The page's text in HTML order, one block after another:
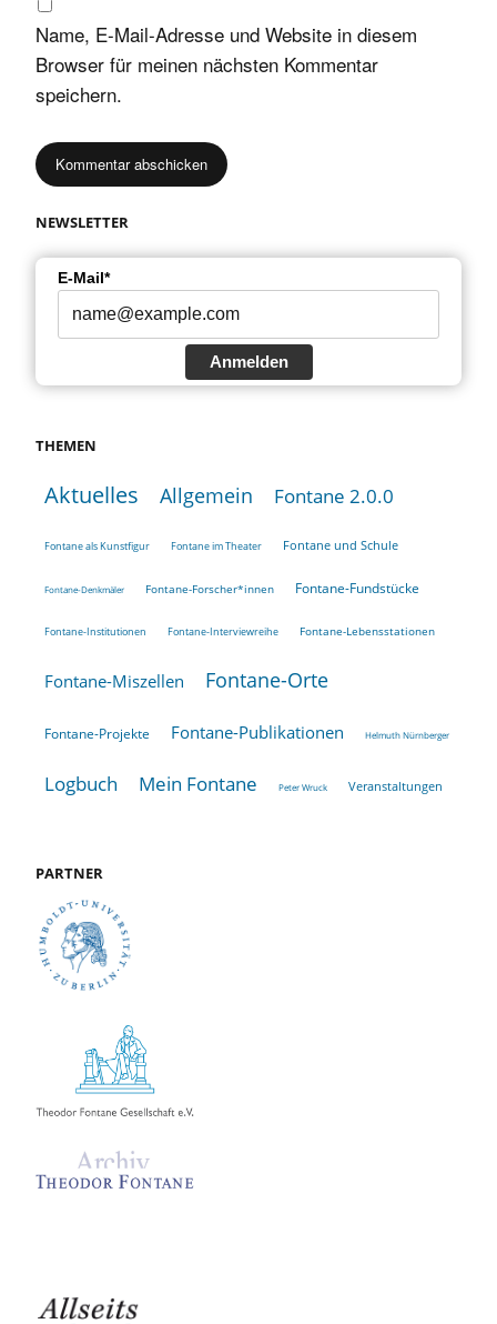
Name, E-Mail-Adresse und Website in diesem
Browser für meinen nächsten Kommentar
speichern.
NEWSLETTER
E-Mail*
Anmelden
THEMEN
Aktuelles Allgemein Fontane 2.0.0
Fontane als Kunstfigur Fontane im Theater Fontane und Schule
Fontane-Denkmäler Fontane-Forscher*innen Fontane-Fundstücke
Fontane-Institutionen Fontane-Interviewreihe Fontane-Lebensstationen
Fontane-Miszellen Fontane-Orte
Fontane-Projekte Fontane-Publikationen Helmuth Nürnberger
Logbuch Mein Fontane Peter Wruck Veranstaltungen
PARTNER